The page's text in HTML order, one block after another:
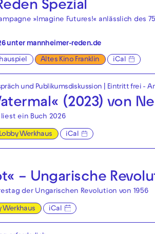
Spezial
»Imagine Futures!« anlässlich des
unter mannheimer-reden.de
Altes Kino Franklin iCal
und Publikumsdiskussion Eintritt frei -
(2023) von
ein Buch 2026
Lobby Werkhaus iCal
– Ungarische
der Ungarischen Revolution von 1956
Werkhaus iCal